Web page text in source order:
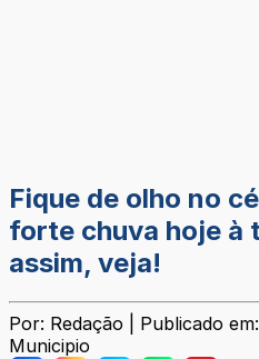
Fique de olho no
forte chuva hoje à
assim, veja!
Por: Redação | Publicado
Municipio